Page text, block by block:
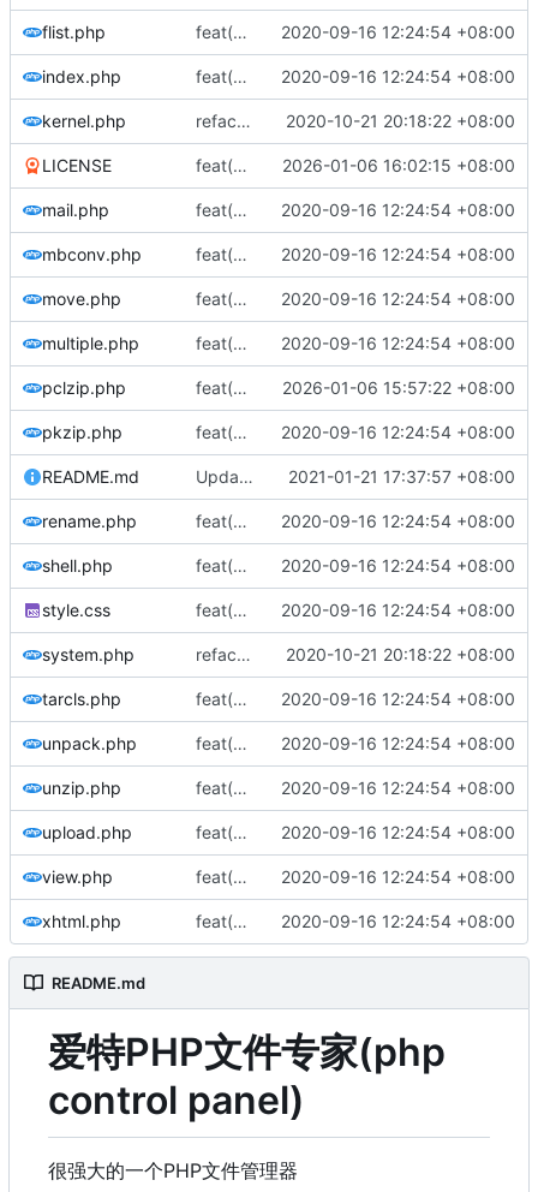
flist.php feat(首次发布): 添加项目文件 2020-09-16 12:24:54 +08:00
index.php feat(首次发布): 添加项目文件 2020-09-16 12:24:54 +08:00
kernel.php refactor(优化代码): 优化代码 2020-10-21 20:18:22 +08:00
LICENSE feat(规范标识): 规范LICENSE标识 2026-01-06 16:02:15 +08:00
mail.php feat(首次发布): 添加项目文件 2020-09-16 12:24:54 +08:00
mbconv.php feat(首次发布): 添加项目文件 2020-09-16 12:24:54 +08:00
move.php feat(首次发布): 添加项目文件 2020-09-16 12:24:54 +08:00
multiple.php feat(首次发布): 添加项目文件 2020-09-16 12:24:54 +08:00
pclzip.php feat(更新组件): 更新PclZip 2026-01-06 15:57:22 +08:00
pkzip.php feat(首次发布): 添加项目文件 2020-09-16 12:24:54 +08:00
README.md Update README.md 2021-01-21 17:37:57 +08:00
rename.php feat(首次发布): 添加项目文件 2020-09-16 12:24:54 +08:00
shell.php feat(首次发布): 添加项目文件 2020-09-16 12:24:54 +08:00
style.css feat(首次发布): 添加项目文件 2020-09-16 12:24:54 +08:00
system.php refactor(优化代码): 优化代码 2020-10-21 20:18:22 +08:00
tarcls.php feat(首次发布): 添加项目文件 2020-09-16 12:24:54 +08:00
unpack.php feat(首次发布): 添加项目文件 2020-09-16 12:24:54 +08:00
unzip.php feat(首次发布): 添加项目文件 2020-09-16 12:24:54 +08:00
upload.php feat(首次发布): 添加项目文件 2020-09-16 12:24:54 +08:00
view.php feat(首次发布): 添加项目文件 2020-09-16 12:24:54 +08:00
xhtml.php feat(首次发布): 添加项目文件 2020-09-16 12:24:54 +08:00
README.md
爱特PHP文件专家(php
control panel)
很强大的一个PHP文件管理器